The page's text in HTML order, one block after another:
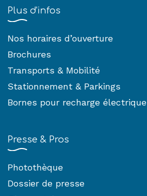
Plus d'infos
Nos horaires d’ouverture
Brochures
Transports & Mobilité
Stationnement & Parkings
Bornes pour recharge électrique
Presse & Pros
Photothèque
Dossier de presse